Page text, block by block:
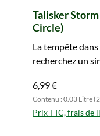
Talisker
Circle)
La tempête
recherchez un
6,99 €
Contenu : 0.03 Litre
Prix TTC, frais de